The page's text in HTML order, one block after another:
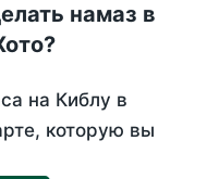
намаз в
на Киблу в
которую вы